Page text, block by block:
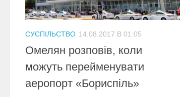
СУСПІЛЬСТВО 14.08.2017 В 01:05
Омелян розповів, коли
можуть перейменувати
аеропорт «Бориспіль»